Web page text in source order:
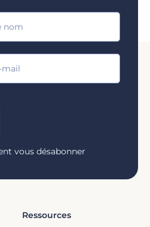
vous désabonner
Ressources